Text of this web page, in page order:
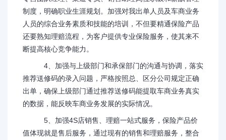
制度，明确职业生涯规划。加强对我出单人员及车商业务
人员的综合业务素质和技能的培训，不但要精通保险产品
还要熟知理赔流程，为客户提供专业保险服务，使其来不
断提高核心竞争能力。
4、加强与上级部门和承保部门的沟通与协调，落实
推荐送修码的录入问题，严格按照总、区分公司规定正确
出单，确保上级部门通过推荐送修码能提取车商业务真实
的数据，能反映车商业务发展的实际情况。
5、加强4S店销售、理赔一站式服务，保险产品价
值体现就是售后服务，通过现有的销售和理赔服务，整合